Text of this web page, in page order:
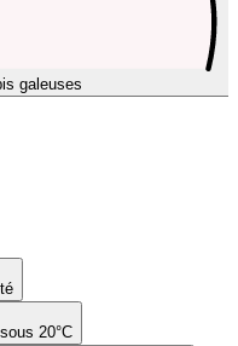
galeuses
20°C